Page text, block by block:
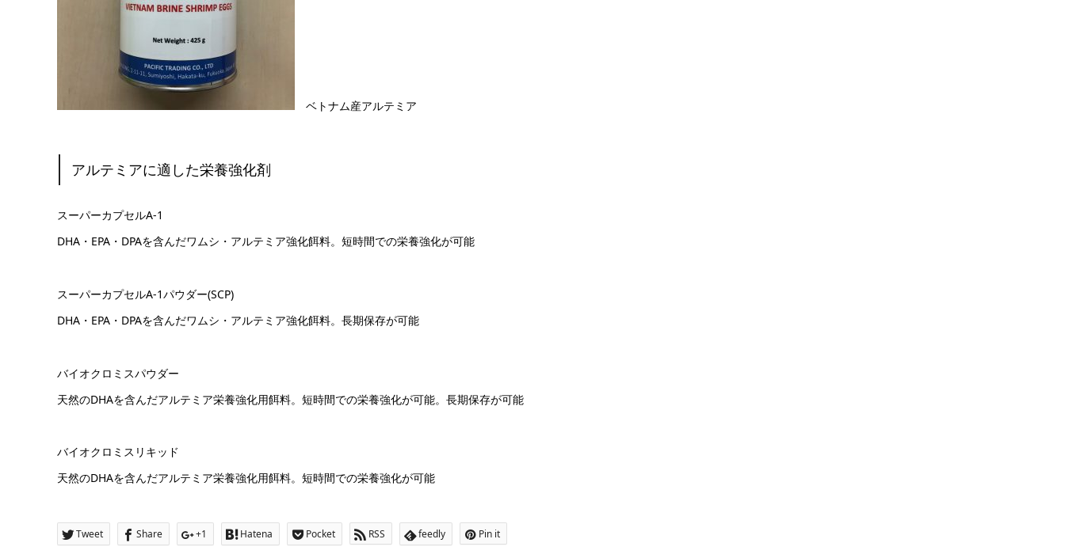
ベトナム産アルテミア
アルテミアに適した栄養強化剤
スーパーカプセルA-1
DHA・EPA・DPAを含んだワムシ・アルテミア強化餌料。短時間での栄養強化が可能
スーパーカプセルA-1パウダー(SCP)
DHA・EPA・DPAを含んだワムシ・アルテミア強化餌料。長期保存が可能
バイオクロミスパウダー
天然のDHAを含んだアルテミア栄養強化用餌料。短時間での栄養強化が可能。長期保存が可能
バイオクロミスリキッド
天然のDHAを含んだアルテミア栄養強化用餌料。短時間での栄養強化が可能
Tweet Share +1 Hatena Pocket RSS feedly Pin it